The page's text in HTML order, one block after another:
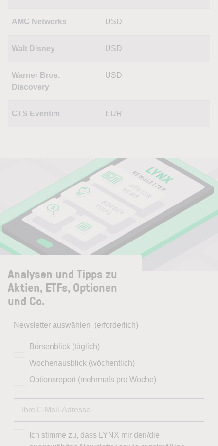
AMC Networks USD
Walt Disney USD
Warner Bros.
Discovery
USD
CTS Eventim EUR
Analysen und Tipps zu
Aktien, ETFs, Optionen
und Co.
Newsletter auswählen (erforderlich)
Börsenblick (täglich)
Wochenausblick (wöchentlich)
Optionsreport (mehrmals pro Woche)
Ich stimme zu, dass LYNX mir den/die